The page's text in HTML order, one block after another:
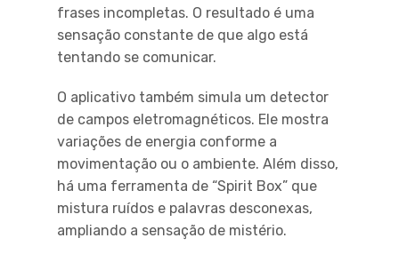
frases incompletas. O resultado é uma
sensação constante de que algo está
tentando se comunicar.
O aplicativo também simula um detector
de campos eletromagnéticos. Ele mostra
variações de energia conforme a
movimentação ou o ambiente. Além disso,
há uma ferramenta de “Spirit Box” que
mistura ruídos e palavras desconexas,
ampliando a sensação de mistério.